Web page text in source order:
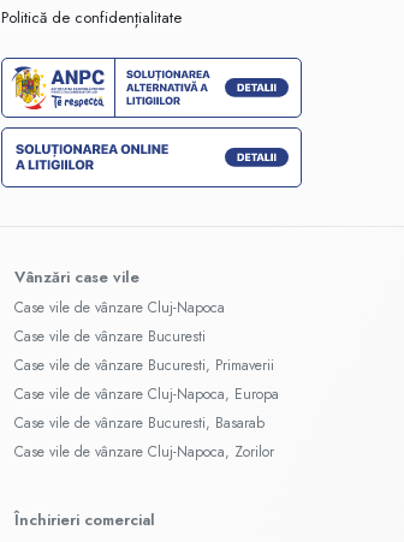
Politică de confidențialitate
Vânzări case vile
Case vile de vânzare Cluj-Napoca
Case vile de vânzare Bucuresti
Case vile de vânzare Bucuresti, Primaverii
Case vile de vânzare Cluj-Napoca, Europa
Case vile de vânzare Bucuresti, Basarab
Case vile de vânzare Cluj-Napoca, Zorilor
Închirieri comercial